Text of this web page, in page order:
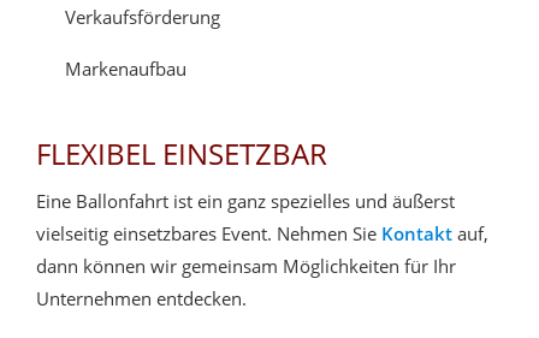
Verkaufsförderung
Markenaufbau
FLEXIBEL EINSETZBAR
Eine Ballonfahrt ist ein ganz spezielles und äußerst
vielseitig einsetzbares Event. Nehmen Sie Kontakt auf,
dann können wir gemeinsam Möglichkeiten für Ihr
Unternehmen entdecken.